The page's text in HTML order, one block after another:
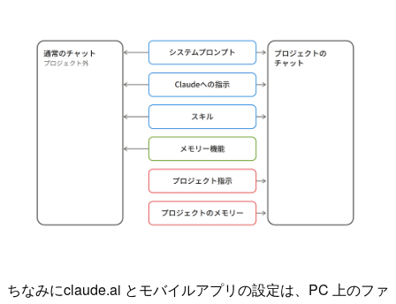
ちなみにclaude.ai とモバイルアプリの設定は、PC 上のファ